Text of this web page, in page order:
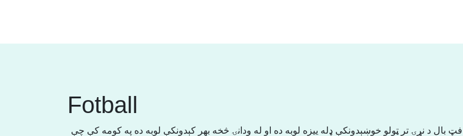
Fotball
فټ بال د نړۍ تر ټولو خوښېدونکې ډله ییزه لوبه ده او له ودانۍ څخه بهر کېدونکې لوبه ده په کومه کې چې